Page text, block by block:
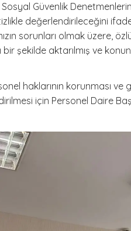
Güvenlik
değerlendirileceğini
sorunları olmak üzere,
şekilde aktarılmış ve
haklarının korunması ve
için Personel Daire